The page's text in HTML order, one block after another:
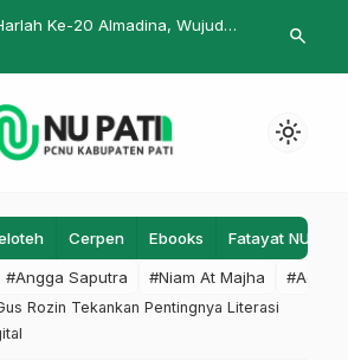
Porseni IPNU IPPNU
LAZISNU
Fungsinya
search
light_mode
Cerpen Ebooks Fatayat NU
#Angga Saputra #Niam At Majha #Admin
Rozin Tekankan Pentingnya Literasi